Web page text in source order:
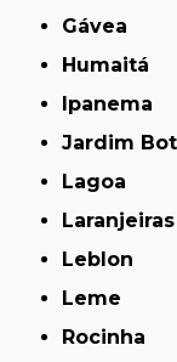
Gávea
Humaitá
Ipanema
Jardim
Lagoa
Laranjeiras
Leblon
Leme
Rocinha